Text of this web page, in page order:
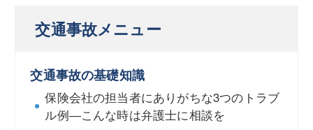
交通事故メニュー
交通事故の基礎知識
保険会社の担当者にありがちな3つのトラブ
ル例―こんな時は弁護士に相談を